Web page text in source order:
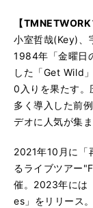
【
小室哲哉(Key)、
1984年「金曜日
した「Get Wild
0入りを果たす。
多く導入した前
デオに人気が集ま
2021年10月に「
るライブツアー
催。2023年には
es」をリリース